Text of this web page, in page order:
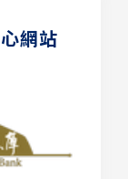
網站